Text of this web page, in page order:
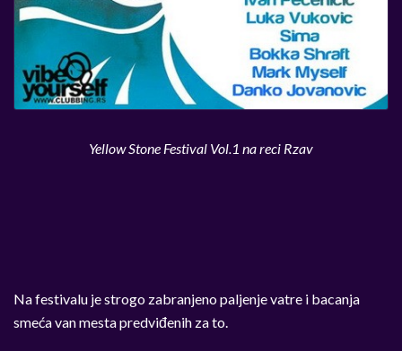
Yellow Stone Festival Vol.1 na reci Rzav
Na festivalu je strogo zabranjeno paljenje vatre i bacanja
smeća van mesta predviđenih za to.